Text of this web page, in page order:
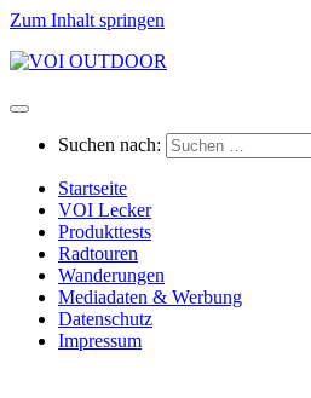
Zum Inhalt springen
Suchen nach:
Startseite
VOI Lecker
Produkttests
Radtouren
Wanderungen
Mediadaten & Werbung
Datenschutz
Impressum